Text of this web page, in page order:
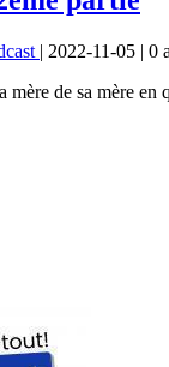
| 2022-11-05 | 0
de sa mère en